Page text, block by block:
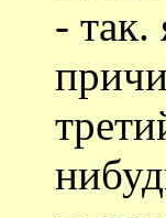
- так.